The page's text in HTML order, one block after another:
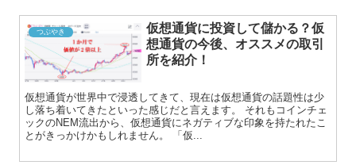
つぶやき
仮想通貨に投資して儲かる？仮
想通貨の今後、オススメの取引
所を紹介！
仮想通貨が世界中で浸透してきて、現在は仮想通貨の話題性は少
し落ち着いてきたといった感じだと言えます。 それもコインチェ
ックのNEM流出から、仮想通貨にネガティブな印象を持たれたこ
とがきっかけかもしれません。 「仮...